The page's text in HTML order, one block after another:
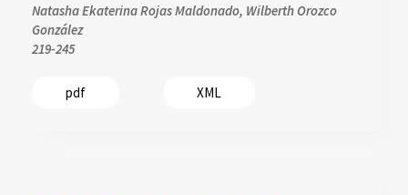
Natasha Ekaterina Rojas Maldonado, Wilberth Orozco
González
219-245
pdf XML